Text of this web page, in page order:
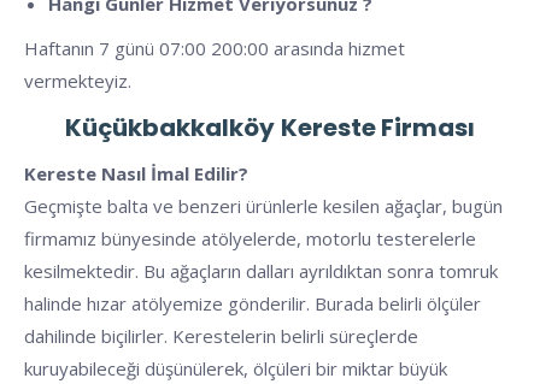
Haftanın 7 günü 07:00 200:00 arasında hizmet
vermekteyiz.
Küçükbakkalköy Kereste Firması
Kereste Nasıl İmal Edilir?
Geçmişte balta ve benzeri ürünlerle kesilen ağaçlar, bugün
firmamız bünyesinde atölyelerde, motorlu testerelerle
kesilmektedir. Bu ağaçların dalları ayrıldıktan sonra tomruk
halinde hızar atölyemize gönderilir. Burada belirli ölçüler
dahilinde biçilirler. Kerestelerin belirli süreçlerde
kuruyabileceği düşünülerek, ölçüleri bir miktar büyük